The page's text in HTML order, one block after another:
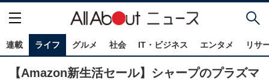
連載 ライフ グルメ 社会 IT・ビジネス エンタメ リサ
【Amazon新生活セール】シャープのプラズマ